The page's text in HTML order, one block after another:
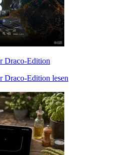
Draco-Edition
Draco-Edition lesen